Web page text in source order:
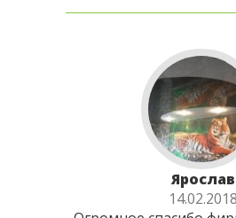
Ярослав
14.02.2018